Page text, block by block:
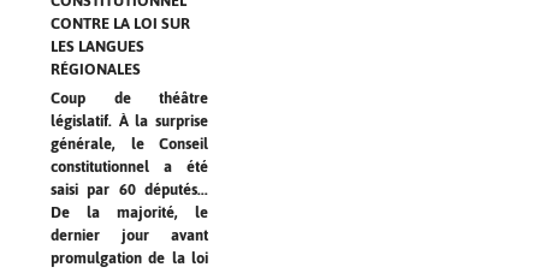
CONTRE LA LOI SUR
LES LANGUES
RÉGIONALES
Coup de théâtre
législatif. À la surprise
générale, le Conseil
constitutionnel a été
saisi par 60 députés...
De la majorité, le
dernier jour avant
promulgation de la loi